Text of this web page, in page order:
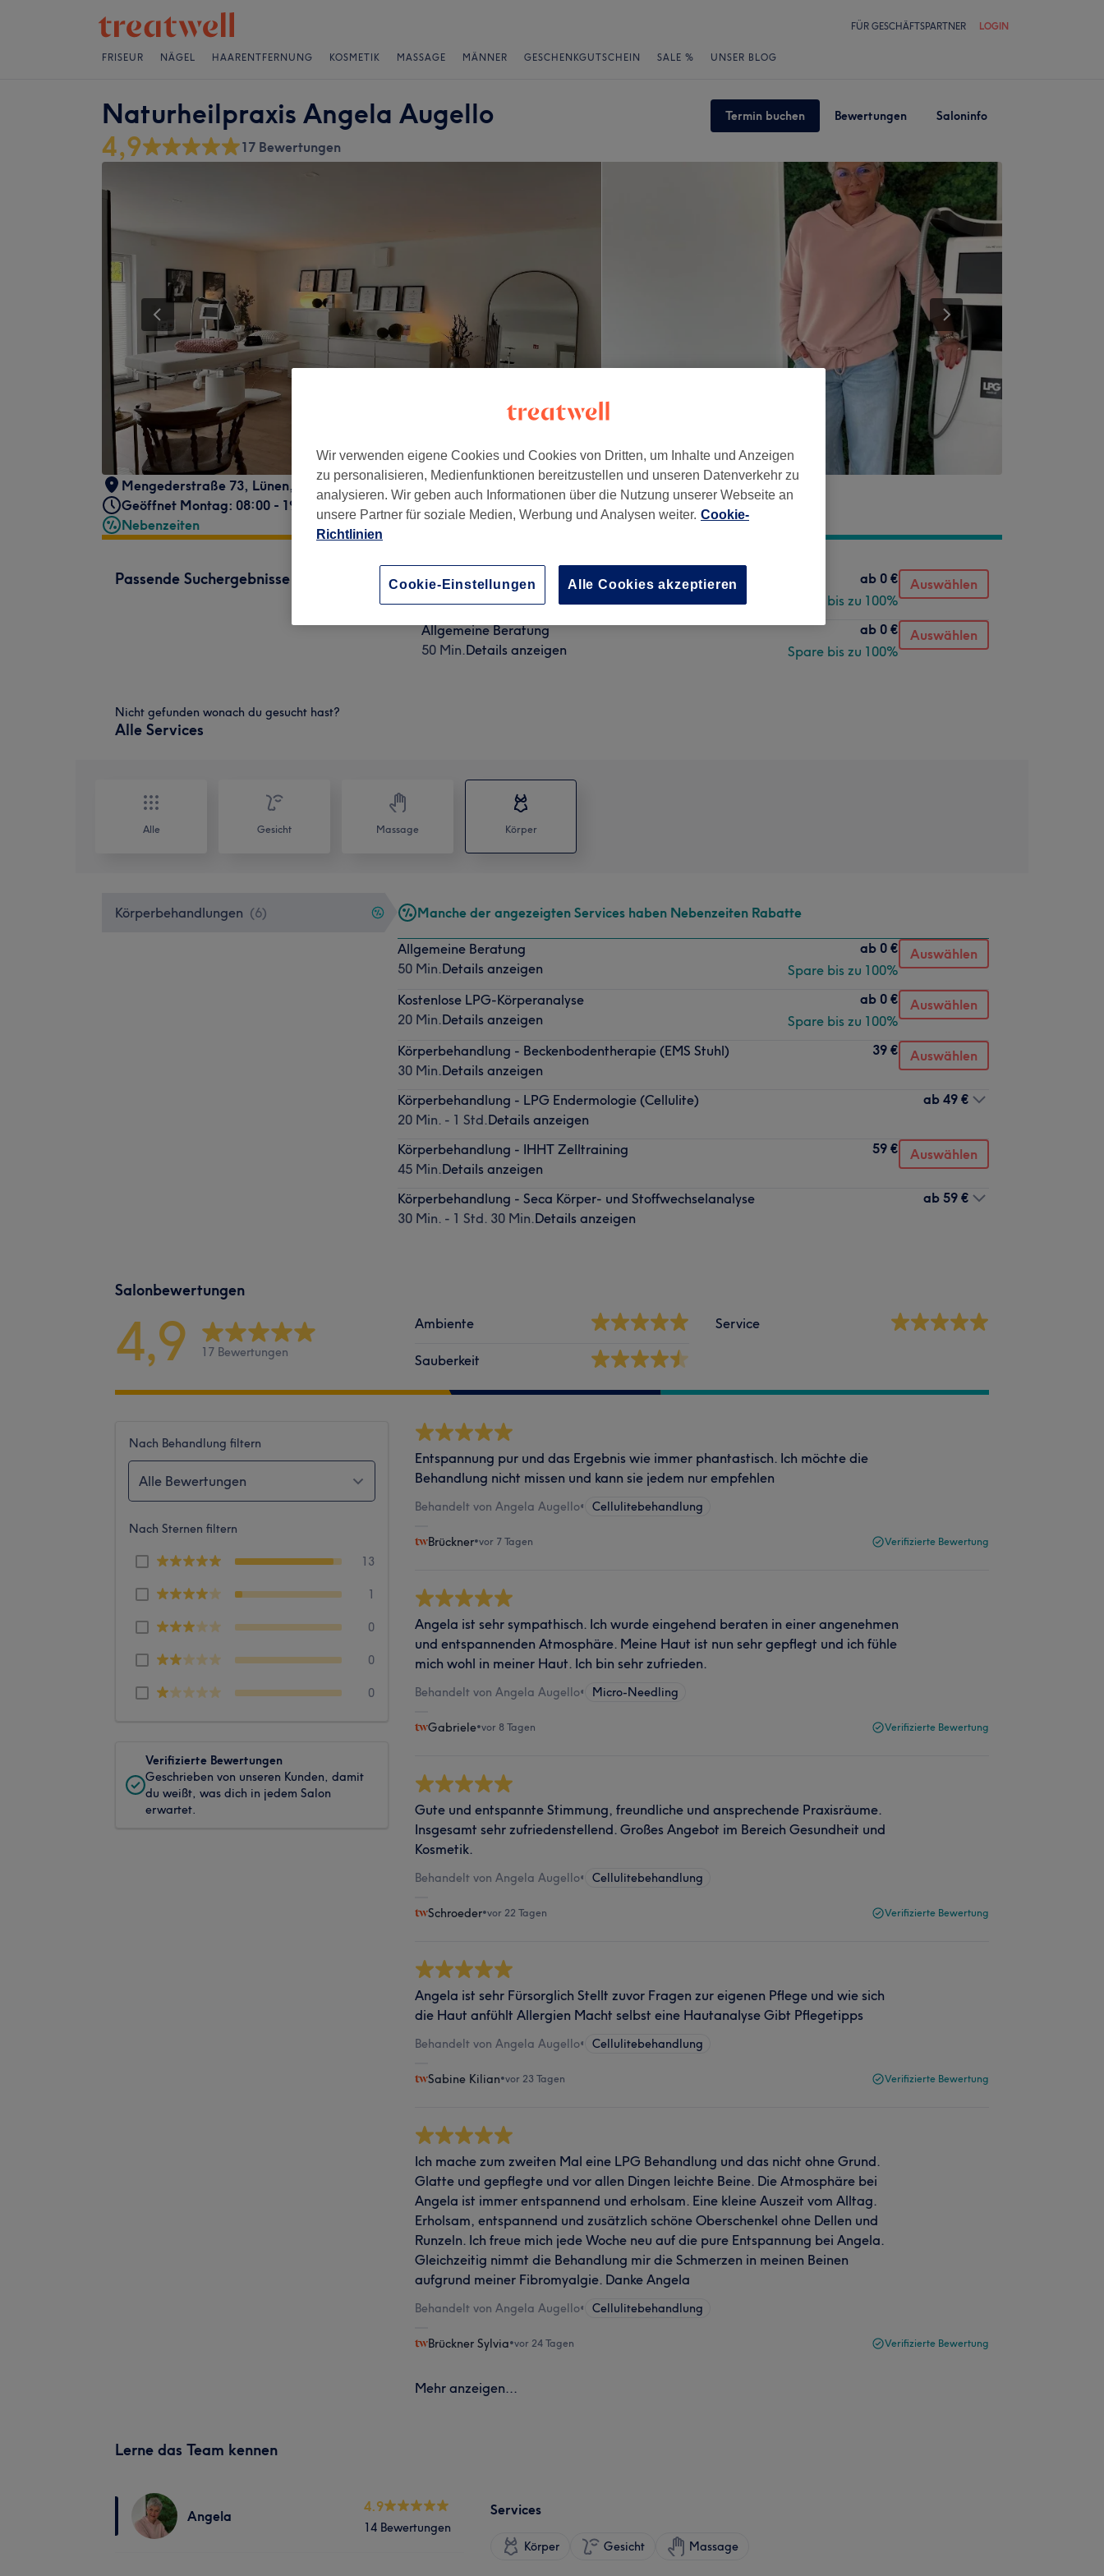
FÜR GESCHÄFTSPARTNER LOGIN
FRISEUR NÄGEL HAARENTFERNUNG KOSMETIK MASSAGE MÄNNER GESCHENKGUTSCHEIN SALE % UNSER BLOG
Naturheilpraxis Angela Augello Termin buchen Bewertungen Saloninfo
4,9 17 Bewertungen
Mengederstraße 73, Lünen,
44536
Geöffnet Montag: 08:00 - 19:00
Nebenzeiten
Passende Suchergebnisse
Kostenlose LPG-Körperanalyse
ab 0 €
Spare bis zu 100%
Auswählen
Allgemeine Beratung
50 Min.Details anzeigen
ab 0 €
Spare bis zu 100%
Auswählen
Nicht gefunden wonach du gesucht hast?
Alle Services
Alle Gesicht Massage Körper
Körperbehandlungen (6) Manche der angezeigten Services haben Nebenzeiten Rabatte
Allgemeine Beratung
50 Min.Details anzeigen
ab 0 €
Spare bis zu 100%
Auswählen
Kostenlose LPG-Körperanalyse
20 Min.Details anzeigen
ab 0 €
Spare bis zu 100%
Auswählen
Körperbehandlung - Beckenbodentherapie (EMS Stuhl)
30 Min.Details anzeigen
39 € Auswählen
Körperbehandlung - LPG Endermologie (Cellulite)
20 Min. - 1 Std.Details anzeigen
ab 49 €
Körperbehandlung - IHHT Zelltraining
45 Min.Details anzeigen
59 € Auswählen
Körperbehandlung - Seca Körper- und Stoffwechselanalyse
30 Min. - 1 Std. 30 Min.Details anzeigen
ab 59 €
Salonbewertungen
4,9 17 Bewertungen
Ambiente
Sauberkeit
Service
Nach Behandlung filtern
Alle Bewertungen
Nach Sternen filtern
13
1
0
0
0
Verifizierte Bewertungen
Geschrieben von unseren Kunden, damit
du weißt, was dich in jedem Salon
erwartet.
Entspannung pur und das Ergebnis wie immer phantastisch. Ich möchte die
Behandlung nicht missen und kann sie jedem nur empfehlen
Behandelt von Angela Augello• Cellulitebehandlung
Brückner•vor 7 Tagen Verifizierte Bewertung
Angela ist sehr sympathisch. Ich wurde eingehend beraten in einer angenehmen
und entspannenden Atmosphäre. Meine Haut ist nun sehr gepflegt und ich fühle
mich wohl in meiner Haut. Ich bin sehr zufrieden.
Behandelt von Angela Augello• Micro-Needling
Gabriele•vor 8 Tagen Verifizierte Bewertung
Gute und entspannte Stimmung, freundliche und ansprechende Praxisräume.
Insgesamt sehr zufriedenstellend. Großes Angebot im Bereich Gesundheit und
Kosmetik.
Behandelt von Angela Augello• Cellulitebehandlung
Schroeder•vor 22 Tagen Verifizierte Bewertung
Angela ist sehr Fürsorglich Stellt zuvor Fragen zur eigenen Pflege und wie sich
die Haut anfühlt Allergien Macht selbst eine Hautanalyse Gibt Pflegetipps
Behandelt von Angela Augello• Cellulitebehandlung
Sabine Kilian•vor 23 Tagen Verifizierte Bewertung
Ich mache zum zweiten Mal eine LPG Behandlung und das nicht ohne Grund.
Glatte und gepflegte und vor allen Dingen leichte Beine. Die Atmosphäre bei
Angela ist immer entspannend und erholsam. Eine kleine Auszeit vom Alltag.
Erholsam, entspannend und zusätzlich schöne Oberschenkel ohne Dellen und
Runzeln. Ich freue mich jede Woche neu auf die pure Entspannung bei Angela.
Gleichzeitig nimmt die Behandlung mir die Schmerzen in meinen Beinen
aufgrund meiner Fibromyalgie. Danke Angela
Behandelt von Angela Augello• Cellulitebehandlung
Brückner Sylvia•vor 24 Tagen Verifizierte Bewertung
Mehr anzeigen...
Lerne das Team kennen
Angela
4.9
14 Bewertungen
Services
Körper Gesicht Massage
Wir verwenden eigene Cookies und Cookies von Dritten, um Inhalte und Anzeigen
zu personalisieren, Medienfunktionen bereitzustellen und unseren Datenverkehr zu
analysieren. Wir geben auch Informationen über die Nutzung unserer Webseite an
unsere Partner für soziale Medien, Werbung und Analysen weiter. Cookie-
Richtlinien
Cookie-Einstellungen Alle Cookies akzeptieren